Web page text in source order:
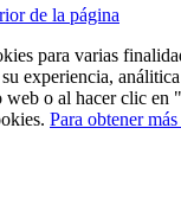
de la página
para varias
experiencia,
web o al hacer clic en
Para obtener